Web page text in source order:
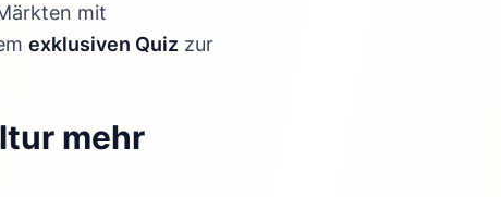
mit
exklusiven Quiz zur
mehr